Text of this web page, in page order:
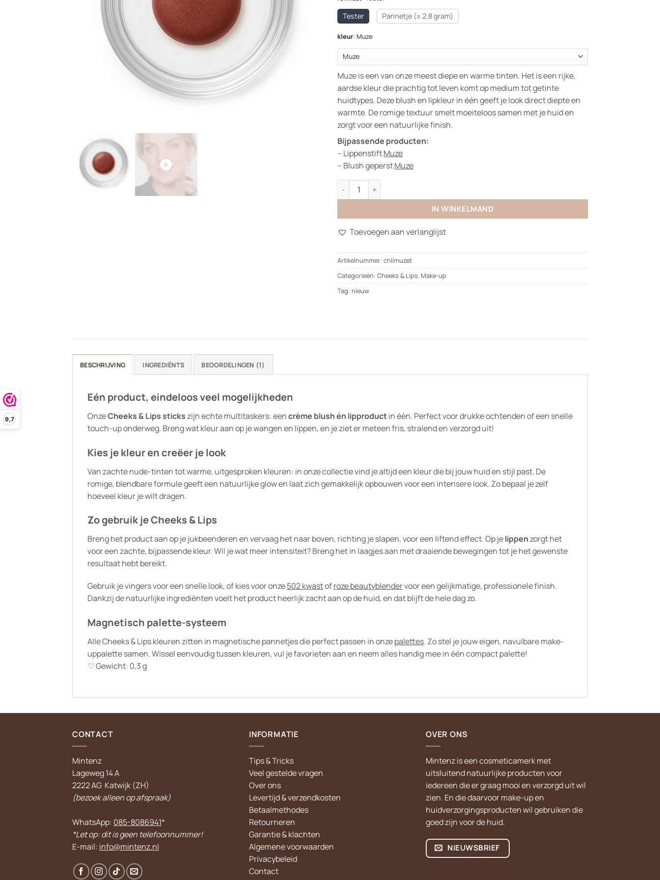
9,7
Tester Pannetje (± 2,8 gram)
kleur: Muze
Muze is een van onze meest diepe en warme tinten. Het is een rijke,
aardse kleur die prachtig tot leven komt op medium tot getinte
huidtypes. Deze blush en lipkleur in één geeft je look direct diepte en
warmte. De romige textuur smelt moeiteloos samen met je huid en
zorgt voor een natuurlijke finish.
Bijpassende producten:
– LippenstiftMuze
– Blush geperstMuze
Cheeks & Lips aantal
IN WINKELMAND
Toevoegen aan verlanglijst
Artikelnummer: chlimuzet
Categorieën: Cheeks & Lips, Make-up
Tag: nieuw
BESCHRIJVING INGREDIËNTS BEOORDELINGEN (1)
Eén product, eindeloos veel mogelijkheden
OnzeCheeks & Lips stickszijn echte multitaskers: eencrème blush én lipproductin één. Perfect voor drukke ochtenden of een snelle
touch-up onderweg. Breng wat kleur aan op je wangen en lippen, en je ziet er meteen fris, stralend en verzorgd uit!
Kies je kleur en creëer je look
Van zachte nude-tinten tot warme, uitgesproken kleuren: in onze collectie vind je altijd een kleur die bij jouw huid en stijl past. De
romige, blendbare formule geeft een natuurlijke glow en laat zich gemakkelijk opbouwen voor een intensere look. Zo bepaal je zelf
hoeveel kleur je wilt dragen.
Zo gebruik je Cheeks & Lips
Breng het product aan op je jukbeenderen en vervaag het naar boven, richting je slapen, voor een liftend effect. Op jelippenzorgt het
voor een zachte, bijpassende kleur. Wil je wat meer intensiteit? Breng het in laagjes aan met draaiende bewegingen tot je het gewenste
resultaat hebt bereikt.
Gebruik je vingers voor een snelle look, of kies voor onze502 kwastofroze beautyblendervoor een gelijkmatige, professionele finish.
Dankzij de natuurlijke ingrediënten voelt het product heerlijk zacht aan op de huid, en dat blijft de hele dag zo.
Magnetisch palette-systeem
Alle Cheeks & Lips kleuren zitten in magnetische pannetjes die perfect passen in onzepalettes. Zo stel je jouw eigen, navulbare make-
uppalette samen. Wissel eenvoudig tussen kleuren, vul je favorieten aan en neem alles handig mee in één compact palette!
♡ Gewicht: 0,3 g
CONTACT
Mintenz
Lageweg 14 A
2222 AG Katwijk (ZH)
(bezoek alleen op afspraak)
WhatsApp: 085-8086941*
*Let op: dit is geen telefoonnummer!
E-mail: info@mintenz.nl
INFORMATIE
Tips & Tricks
Veel gestelde vragen
Over ons
Levertijd & verzendkosten
Betaalmethodes
Retourneren
Garantie & klachten
Algemene voorwaarden
Privacybeleid
Contact
OVER ONS
Mintenz is een cosmeticamerk met
uitsluitend natuurlijke producten voor
iedereen die er graag mooi en verzorgd uit wil
zien. En die daarvoor make-up en
huidverzorgingsproducten wil gebruiken die
goed zijn voor de huid.
NIEUWSBRIEF